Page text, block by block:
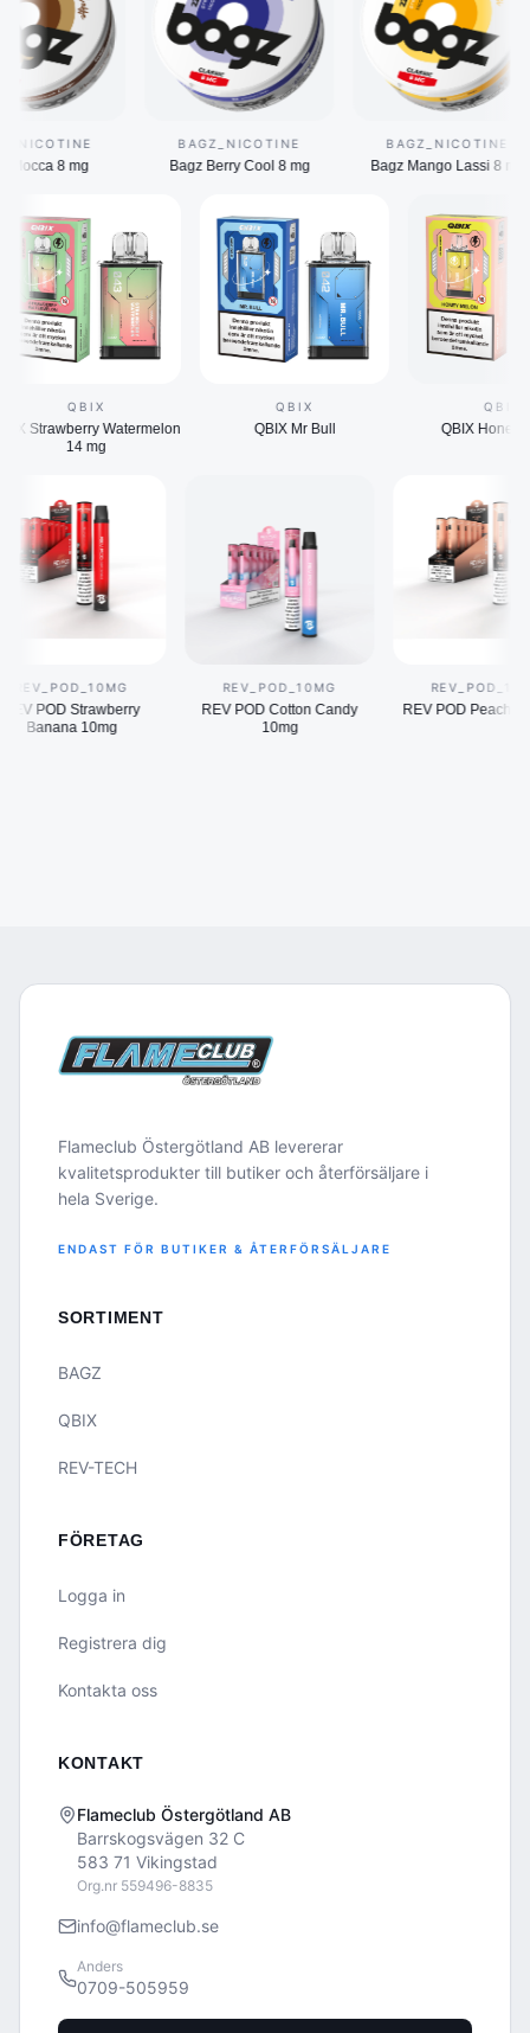
mg
BAGZ_NICOTINE
Bagz Berry Cool 8 mg
BAGZ_NICOTINE
Bagz Mango Lassi 8 mg
QBIX Strawberry Watermelon
QBIX Mr Bull QBIX
POD Strawberry
10mg
REV_POD_10MG
REV POD Cotton Candy
10mg
REV_POD_10MG
REV POD Peach Ice
Flameclub Östergötland AB levererar
kvalitetsprodukter till butiker och återförsäljare i
hela Sverige.
ENDAST FÖR BUTIKER & ÅTERFÖRSÄLJARE
SORTIMENT
BAGZ
QBIX
REV-TECH
FÖRETAG
Logga in
Registrera dig
Kontakta oss
KONTAKT
Flameclub Östergötland AB
Barrskogsvägen 32 C
583 71 Vikingstad
Org.nr 559496-8835
info@flameclub.se
Anders
0709-505959